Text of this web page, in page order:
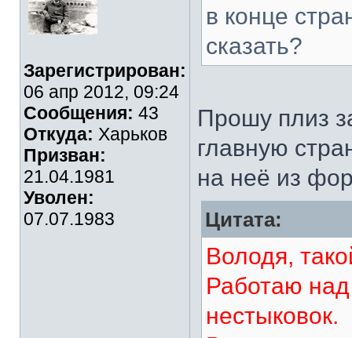
Зарегистрирован:
06 апр 2012, 09:24
Сообщения: 43
Откуда: Харьков
Призван:
21.04.1981
Уволен:
07.07.1983
в конце
сказать?
Прошу плиз
главную
на неё из
Цитата:
Володя,
Работаю
нестыковок.